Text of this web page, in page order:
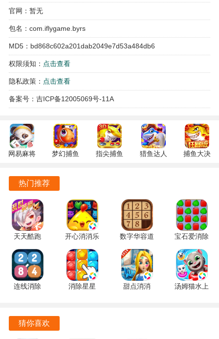
游戏支持实时在线对战，玩家可以与来自全国各地的高手一
较高下，体验紧张刺激的竞技氛围，提升自己的捕鱼技巧。
多样的炮台选择和升级系统，让玩家可以根据自己的需求和
策略自由搭配，提升捕鱼的成功率，享受更高的游戏乐趣。
游戏特色
丰富的道具系统为玩家提供了多种选择，玩家可以使用不同
游戏内设有多种赛事活动，玩家可以积极参与，赢取丰厚的
奖励，提升自己的游戏成就感。
分享快乐与成就，增强了游戏的互动性。
精美的特效与音效设计，为玩家带来身临其境的游戏体验，
提升了游戏的整体氛围。
游戏优势
游戏操作简单易懂，适合各个年龄段的玩家，轻松上手，让
每位玩家都能迅速融入游戏世界。
实时在线竞技系统，让玩家可以随时与好友或其他玩家进行
官网：暂无
包名：com.iflygame.byrs
MD5：bd868c602a201dab2049e7d53a484db6
权限须知： 点击查看
隐私政策： 点击查看
备案号：吉ICP备12005069号-11A
网易麻将
官方版
梦幻捕鱼
卓正版
指尖捕鱼
猎鱼达人
捕鱼大决
热门推荐
天天酷跑
1.0.139.0
手机版
开心消消乐
1.159 手机
版
数字华容道
2.15 手机
版
宝石爱消除
1.0.5 手机
版
连线消除
消除星星
甜点消消
汤姆猫水上
猜你喜欢